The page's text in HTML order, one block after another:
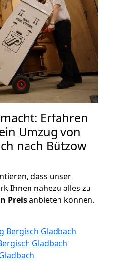
Erfahren
Umzug von
nach Bützow
dass unser
Ihnen nahezu alles zu
Preisanbieten können.
Bergisch Gladbach
Gladbach